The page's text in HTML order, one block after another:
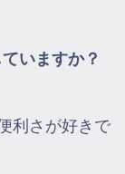
いますか？
利さが好きで